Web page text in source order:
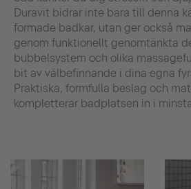
Duravit bidrar inte bara till denna
formade badkar, utan ger också
genom funktionellt genomtänkta
bubbelsystem och olika
bit av välbefinnande i dina egna
Praktiska, formfulla beslag och
kompletterar badplatsen in i